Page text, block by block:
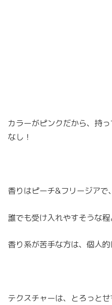
カラーがピンクだから、持
なし！
香りはピーチ&フリージアで、
誰でも受け入れやすそうな程
香り系が苦手な方は、個人
テクスチャーは、とろっとせ